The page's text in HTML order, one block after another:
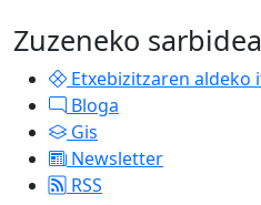
Zuzeneko
Etxebizitzaren aldeko
Bloga
Gis
Newsletter
RSS